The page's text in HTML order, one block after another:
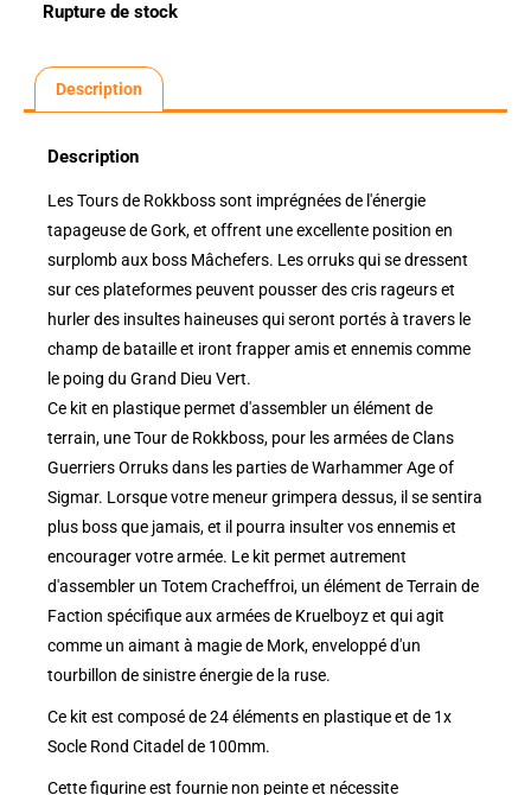
Rupture de stock
Description
Description
Les Tours de Rokkboss sont imprégnées de l'énergie
tapageuse de Gork, et offrent une excellente position en
surplomb aux boss Mâchefers. Les orruks qui se dressent
sur ces plateformes peuvent pousser des cris rageurs et
hurler des insultes haineuses qui seront portés à travers le
champ de bataille et iront frapper amis et ennemis comme
le poing du Grand Dieu Vert.
Ce kit en plastique permet d'assembler un élément de
terrain, une Tour de Rokkboss, pour les armées de Clans
Guerriers Orruks dans les parties de Warhammer Age of
Sigmar. Lorsque votre meneur grimpera dessus, il se sentira
plus boss que jamais, et il pourra insulter vos ennemis et
encourager votre armée. Le kit permet autrement
d'assembler un Totem Cracheffroi, un élément de Terrain de
Faction spécifique aux armées de Kruelboyz et qui agit
comme un aimant à magie de Mork, enveloppé d'un
tourbillon de sinistre énergie de la ruse.
Ce kit est composé de 24 éléments en plastique et de 1x
Socle Rond Citadel de 100mm.
Cette figurine est fournie non peinte et nécessite